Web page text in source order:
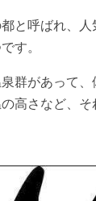
と呼ばれ、人
す。
群があって、
高さなど、